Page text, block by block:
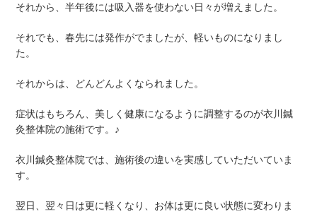
それから、半年後には吸入器を使わない日々が増えました。
それでも、春先には発作がでましたが、軽いものになりまし
た。
それからは、どんどんよくなられました。
症状はもちろん、美しく健康になるように調整するのが衣川鍼
灸整体院の施術です。♪
衣川鍼灸整体院では、施術後の違いを実感していただいていま
す。
翌日、翌々日は更に軽くなり、お体は更に良い状態に変わりま